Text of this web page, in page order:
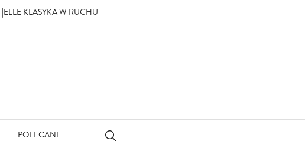
ELLE KLASYKA W RUCHU
POLECANE